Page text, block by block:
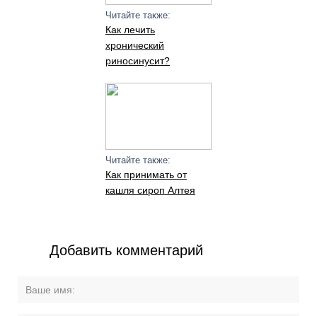
Читайте также:
Как лечить
хронический
риносинусит?
Читайте также:
Как принимать от
кашля сироп Алтея
Добавить комментарий